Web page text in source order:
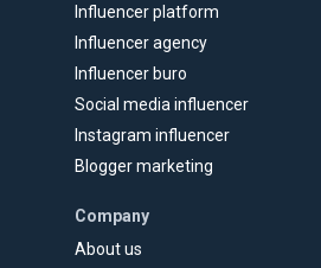
Influencer platform
Influencer agency
Influencer buro
Social media influencer
Instagram influencer
Blogger marketing
Company
About us